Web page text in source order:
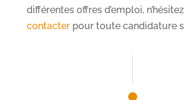
différentes offres d’emploi,
contacterpour toute candidature